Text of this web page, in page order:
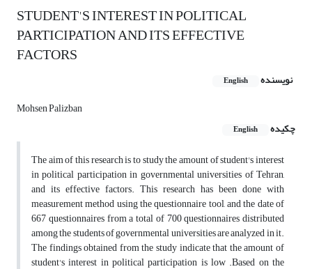
STUDENT'S INTEREST IN POLITICAL
PARTICIPATION AND ITS EFFECTIVE
FACTORS
نویسنده English
Mohsen Palizban
چکیده
English
The aim of this research is to study the amount of student's interest
in political participation in governmental universities of Tehran,
and its effective factors. This research has been done with
measurement method using the questionnaire tool, and the date of
667 questionnaires from a total of 700 questionnaires distributed
among the students of governmental universities are analyzed in it.
The findings obtained from the study indicate that the amount of
student's interest in political participation is low .Based on the